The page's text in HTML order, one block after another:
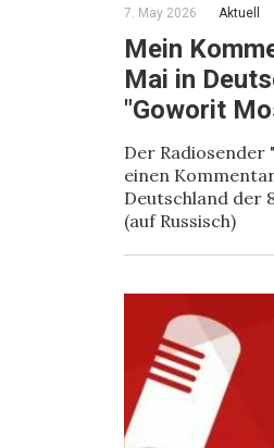
7. May 2026 Aktuell
Mein
Mai in
"Goworit
Der
einen
Deutschland der
(auf Russisch)